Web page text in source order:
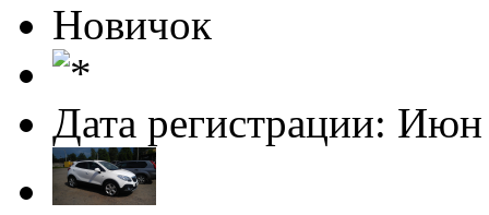
Новичок
Дата регистрации: